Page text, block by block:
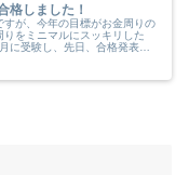
格しました！
すが、今年の目標がお金周りの
をミニマルにスッキリした
に受験し、先日、合格発表が